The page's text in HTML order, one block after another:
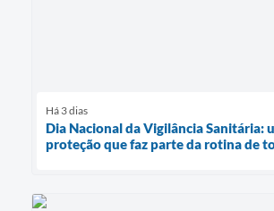
Há 3 dias
Dia Nacional da Vigilância Sanitária:
proteção que faz parte da rotina de